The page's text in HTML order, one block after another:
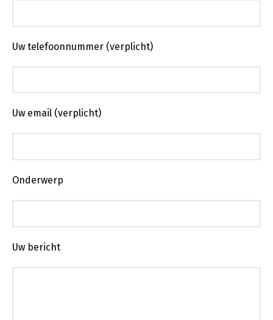
Uw telefoonnummer (verplicht)
Uw email (verplicht)
Onderwerp
Uw bericht